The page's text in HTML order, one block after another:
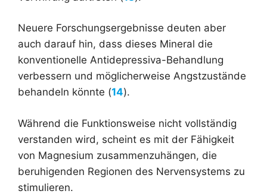
Neuere Forschungsergebnisse deuten aber
auch darauf hin, dass dieses Mineral die
konventionelle Antidepressiva-Behandlung
verbessern und möglicherweise Angstzustände
behandeln könnte (14).
Während die Funktionsweise nicht vollständig
verstanden wird, scheint es mit der Fähigkeit
von Magnesium zusammenzuhängen, die
beruhigenden Regionen des Nervensystems zu
stimulieren.